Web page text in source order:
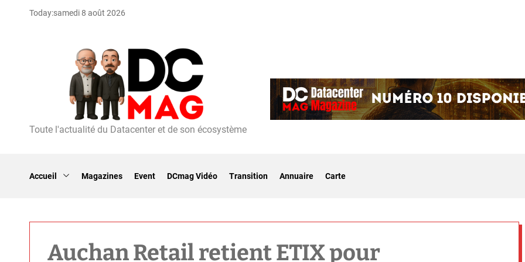
Today:samedi 8 août 2026
D
Toute l'actualité du Datacenter et de son écosystème
Accueil Magazines Event DCmag Vidéo Transition Annuaire Carte
Auchan Retail retient ETIX pour